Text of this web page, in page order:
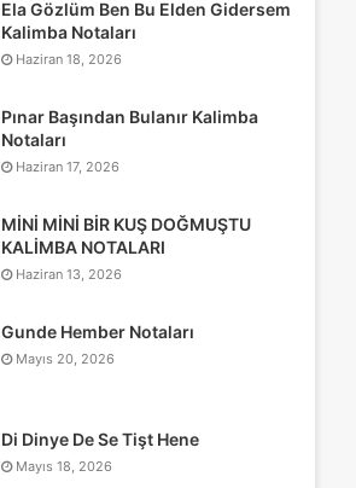
Ela Gözlüm Ben Bu Elden Gidersem
Kalimba Notaları
Haziran 18, 2026
Pınar Başından Bulanır Kalimba
Notaları
Haziran 17, 2026
MİNİ MİNİ BİR KUŞ DOĞMUŞTU
KALİMBA NOTALARI
Haziran 13, 2026
Gunde Hember Notaları
Mayıs 20, 2026
Di Dinye De Se Tişt Hene
Mayıs 18, 2026